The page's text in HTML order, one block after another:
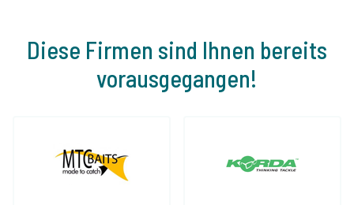
Diese Firmen sind Ihnen bereits
vorausgegangen!